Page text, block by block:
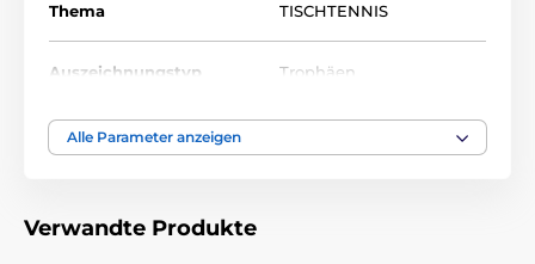
Thema TISCHTENNIS
Auszeichnungstyp Trophäen
Material
Emblems
Alle Parameter anzeigen
Verwandte Produkte